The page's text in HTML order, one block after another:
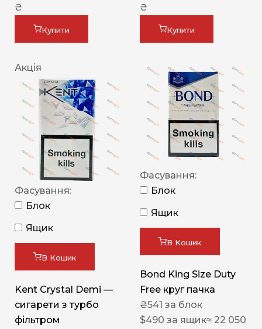
₴
Купити
₴
Купити
Акція
Фасування:
Блок
Ящик
В Кошик
Kent Crystal Demi —
сигарети з турбо
фільтром
Фасування:
Блок
Ящик
В Кошик
Bond King Size Duty
Free круг пачка
₴541 за блок
$490 за ящик≈ 22 050